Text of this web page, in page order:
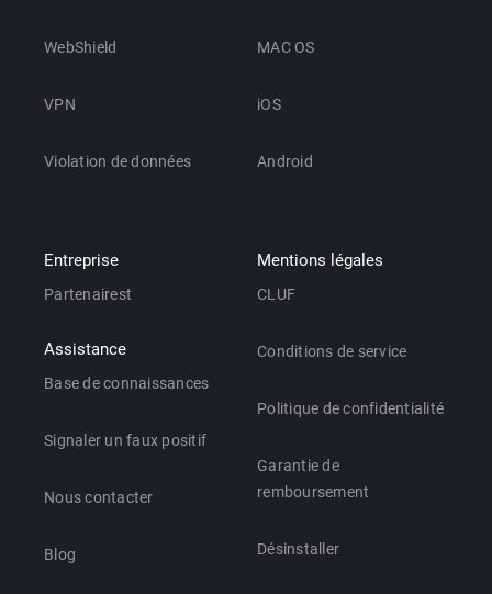
WebShield
VPN
Violation de données
MAC OS
iOS
Android
Entreprise
Partenairest
Assistance
Base de connaissances
Signaler un faux positif
Nous contacter
Blog
Mentions légales
CLUF
Conditions de service
Politique de confidentialité
Garantie de
remboursement
Désinstaller